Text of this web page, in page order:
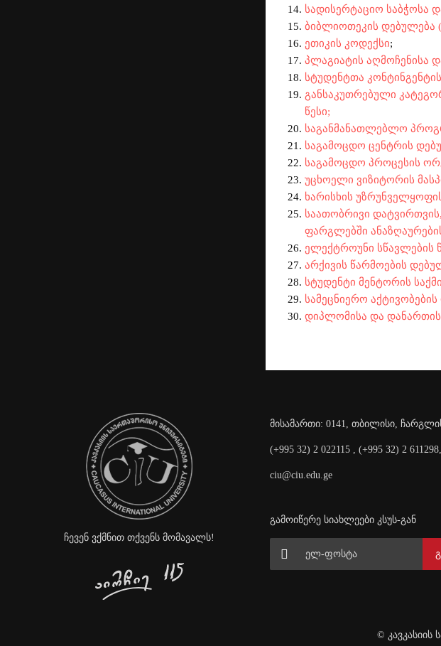
სადისერტაციო საბჭოსა
ბიბლიოთეკის დებულება
ეთიკის კოდექსი;
პლაგიატის აღმოჩენისა
სტუდენტთა
განსაკუთრებული
წესი;
საგანმანათლებლო
საგამოცდო ცენტრის
საგამოცდო პროცესის
უცხოელი ვიზიტორის
ხარისხის
საათობრივი
ფარგლებში
ელექტროუნი სწავლების
არქივის წარმოების
სტუდენტი მენტორის
სამეცნიერო აქტივობების
დიპლომისა და დანართის
ჩევენ ვქმნით თქვენს მომავალს!
მისამართი: 0141, თბილისი,
(+995 32) 2 022115 , (+995 32) 2 611298,
ciu@ciu.edu.ge
გამოიწერე სიახლეები კსუს-გან
© კავკასიის